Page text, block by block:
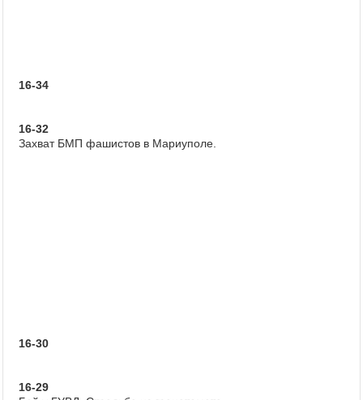
16-34
16-32
Захват БМП фашистов в Мариуполе.
16-30
16-29